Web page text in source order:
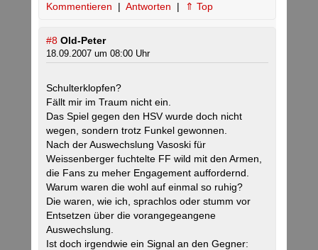
Kommentieren | Antworten | ⇑ Top
#8 Old-Peter
18.09.2007 um 08:00 Uhr
Schulterklopfen?
Fällt mir im Traum nicht ein.
Das Spiel gegen den HSV wurde doch nicht
wegen, sondern trotz Funkel gewonnen.
Nach der Auswechslung Vasoski für
Weissenberger fuchtelte FF wild mit den Armen,
die Fans zu meher Engagement auffordernd.
Warum waren die wohl auf einmal so ruhig?
Die waren, wie ich, sprachlos oder stumm vor
Entsetzen über die vorangegeangene
Auswechslung.
Ist doch irgendwie ein Signal an den Gegner: